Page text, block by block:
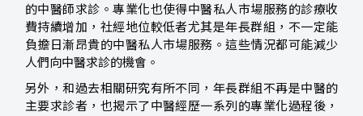
的中醫師求診。專業化也使得中醫私人市場服務的診療收
費持續增加，社經地位較低者尤其是年長群組，不一定能
負擔日漸昂貴的中醫私人市場服務。這些情況都可能減少
人們向中醫求診的機會。
另外，和過去相關研究有所不同，年長群組不再是中醫的
主要求診者，也揭示了中醫經歷一系列的專業化過程後，